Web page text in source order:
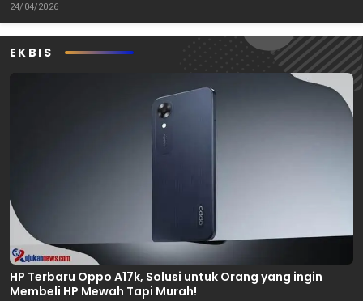
24/04/2026
EKBIS
HP Terbaru Oppo A17k, Solusi untuk Orang yang ingin
Membeli HP Mewah Tapi Murah!